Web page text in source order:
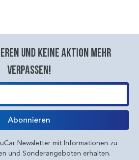
und keine aktion mehr
verpassen!
Abonnieren
Newsletter mit Informationen zu
und Sonderangeboten erhalten.